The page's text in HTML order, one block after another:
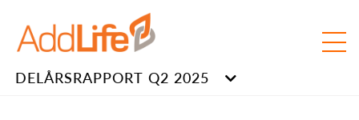
DELÅRSRAPPORT Q2 2025